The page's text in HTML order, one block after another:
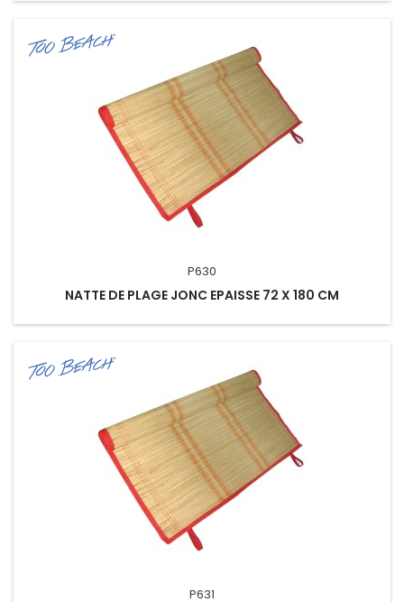
P630
NATTE DE PLAGE JONC EPAISSE 72 X 180 CM
P631